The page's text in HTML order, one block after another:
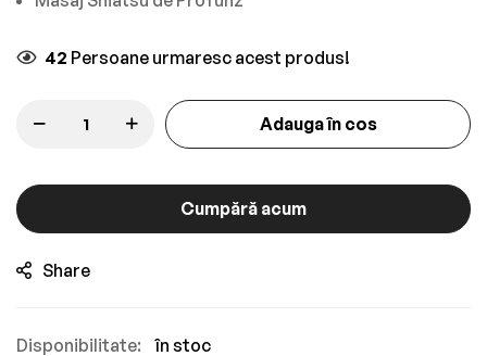
42 Persoane urmaresc acest produs!
Adauga în cos
Cumpără acum
Share
în stoc